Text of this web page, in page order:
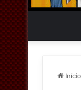
Início